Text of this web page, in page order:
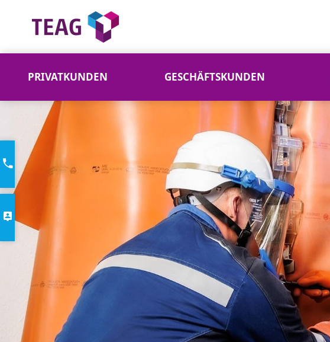
PRIVATKUNDEN GESCHÄFTSKUNDEN